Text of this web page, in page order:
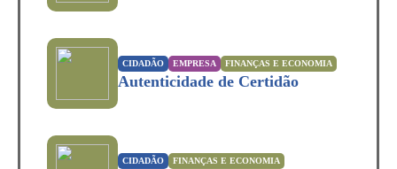
CIDADÃO EMPRESA FINANÇAS E ECONOMIA
Autenticidade de Certidão
CIDADÃO FINANÇAS E ECONOMIA